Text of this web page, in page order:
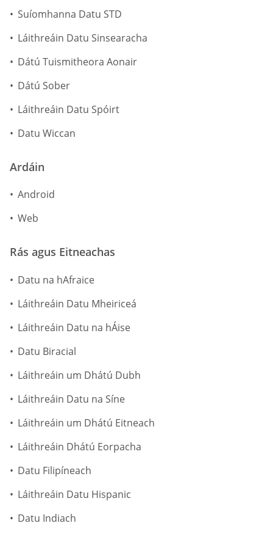
Suíomhanna Datu STD
Láithreáin Datu Sinsearacha
Dátú Tuismitheora Aonair
Dátú Sober
Láithreáin Datu Spóirt
Datu Wiccan
Ardáin
Android
Web
Rás agus Eitneachas
Datu na hAfraice
Láithreáin Datu Mheiriceá
Láithreáin Datu na hÁise
Datu Biracial
Láithreáin um Dhátú Dubh
Láithreáin Datu na Síne
Láithreáin um Dhátú Eitneach
Láithreáin Dhátú Eorpacha
Datu Filipíneach
Láithreáin Datu Hispanic
Datu Indiach